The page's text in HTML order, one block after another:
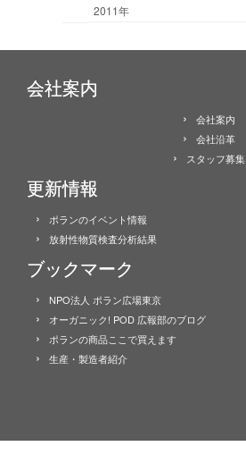
2011年
会社案内
会社案内
会社沿革
スタッフ募集
更新情報
ポランのイベント情報
放射性物質検査分析結果
ブックマーク
NPO法人 ポラン広場東京
オーガニック! POD 広報部のブログ
ポランの商品ここで買えます
生産・製造者紹介